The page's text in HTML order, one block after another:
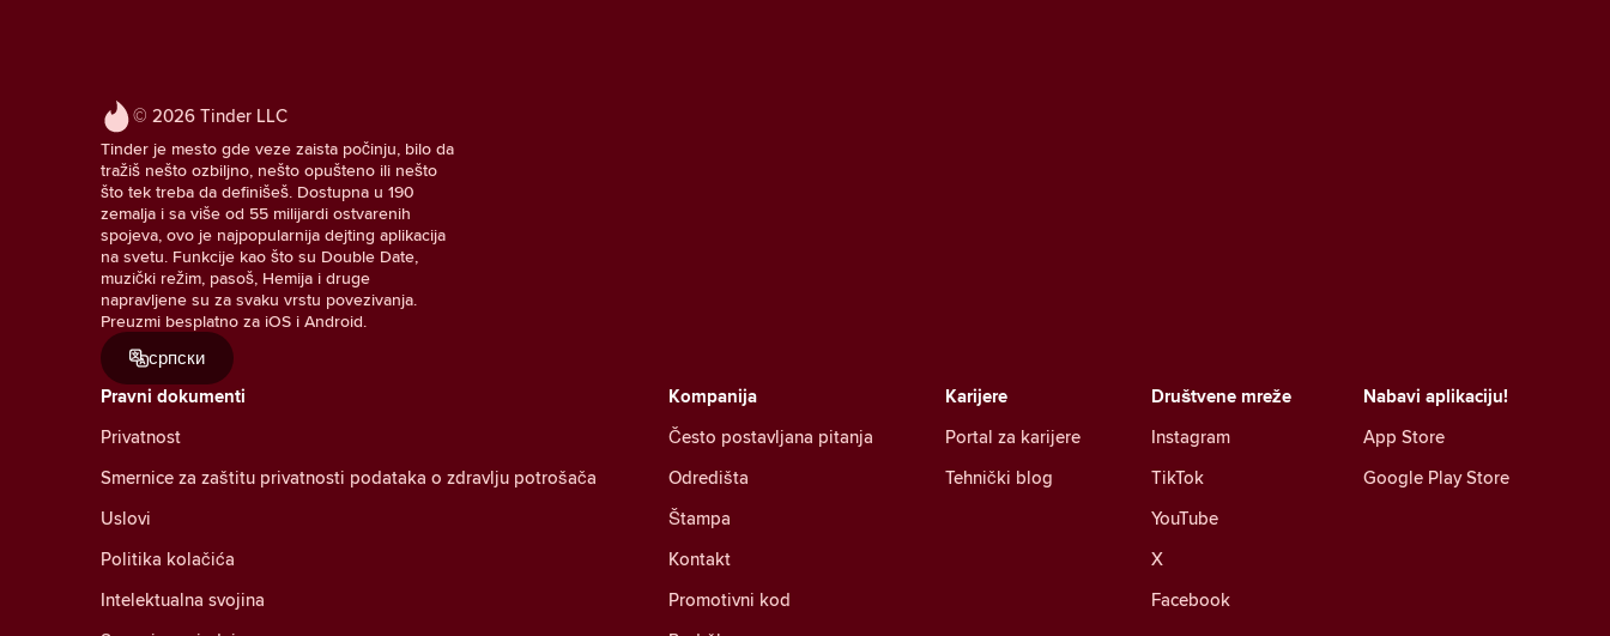
© 2026 Tinder LLC
Tinder je mesto gde veze zaista počinju, bilo da
tražiš nešto ozbiljno, nešto opušteno ili nešto
što tek treba da definišeš. Dostupna u 190
zemalja i sa više od 55 milijardi ostvarenih
spojeva, ovo je najpopularnija dejting aplikacija
na svetu. Funkcije kao što su Double Date,
muzički režim, pasoš, Hemija i druge
napravljene su za svaku vrstu povezivanja.
Preuzmi besplatno za iOS i Android.
српски
Društvene mreže
Instagram
TikTok
YouTube
X
Facebook
Pravni dokumenti
Privatnost
Smernice za zaštitu privatnosti podataka o zdravlju potrošača
Uslovi
Politika kolačića
Intelektualna svojina
Karijere
Portal za karijere
Tehnički blog
Kompanija
Često postavljana pitanja
Odredišta
Štampa
Kontakt
Promotivni kod
Nabavi aplikaciju!
App Store
Google Play Store